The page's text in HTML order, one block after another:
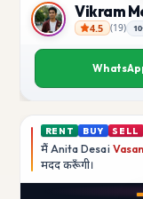
Vikram Mehta
Vikram
4.5 (19)
RENT BUY SELL
मैं Anita Desai
मददकरूँगी।